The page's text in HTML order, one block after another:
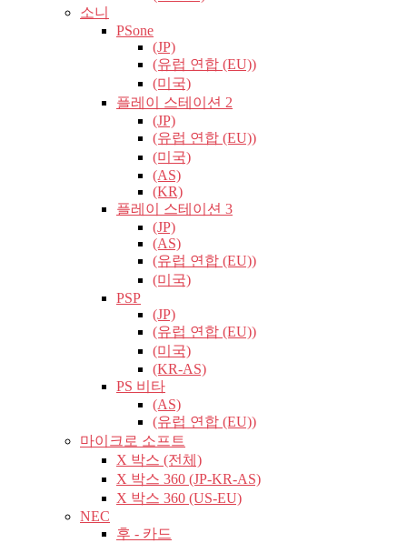
소니
PSone
(JP)
(유럽​​ 연합 (EU))
(미국)
플레이 스테이션 2
(JP)
(유럽​​ 연합 (EU))
(미국)
(AS)
(KR)
플레이 스테이션 3
(JP)
(AS)
(유럽​​ 연합 (EU))
(미국)
PSP
(JP)
(유럽​​ 연합 (EU))
(미국)
(KR-AS)
PS 비타
(AS)
(유럽​​ 연합 (EU))
마이크로 소프트
X 박스 (전체)
X 박스 360 (JP-KR-AS)
X 박스 360 (US-EU)
NEC
후 - 카드